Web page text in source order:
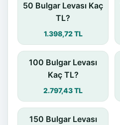
50 Bulgar Levası Kaç
TL?
1.398,72 TL
100 Bulgar Levası
Kaç TL?
2.797,43 TL
150 Bulgar Levası